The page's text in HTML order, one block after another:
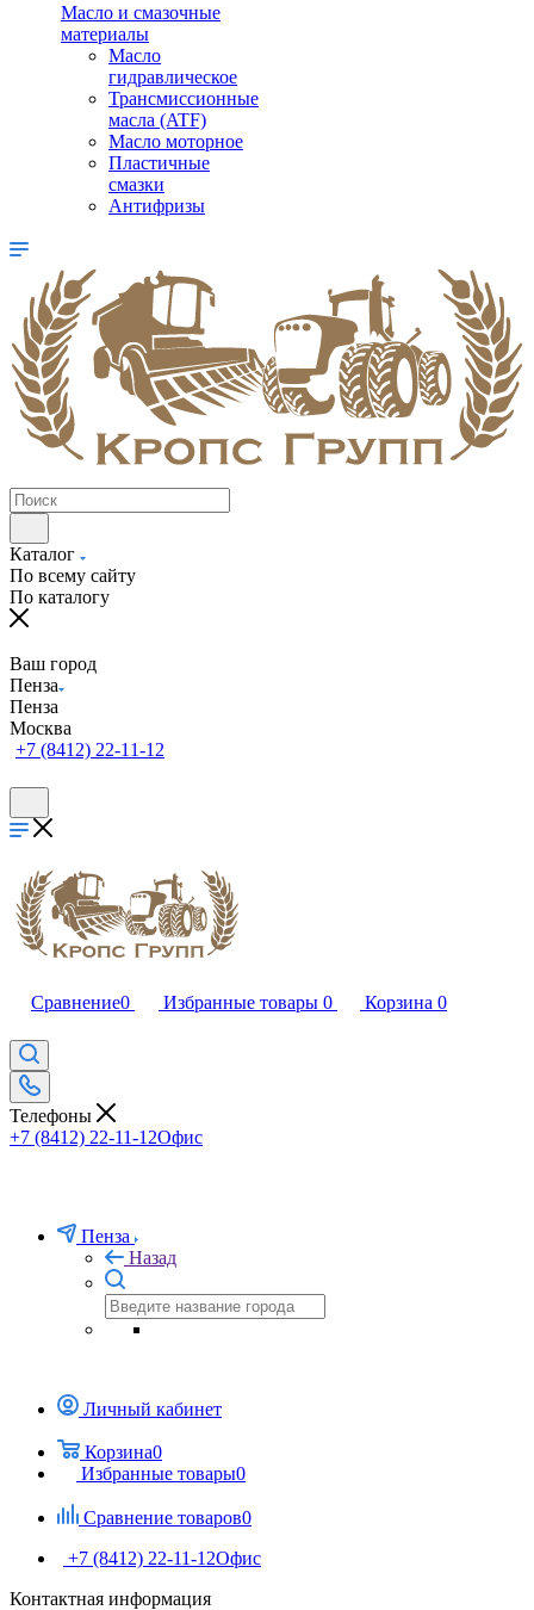
Масло и смазочные
материалы
Масло
гидравлическое
Трансмиссионные
масла (ATF)
Масло моторное
Пластичные
смазки
Антифризы
Каталог
По всему сайту
По каталогу
Ваш город
Пенза
Пенза
Москва
+7 (8412) 22-11-12
Сравнение0 Избранные товары 0 Корзина 0
Телефоны
+7 (8412) 22-11-12Офис
Пенза
Назад
Личный кабинет
Корзина0
Избранные товары0
Сравнение товаров0
+7 (8412) 22-11-12Офис
Контактная информация